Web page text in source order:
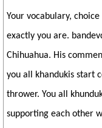
Your vocabulary,
exactly you are.
Chihuahua. His
you all khandukis start
thrower. You all
supporting each other